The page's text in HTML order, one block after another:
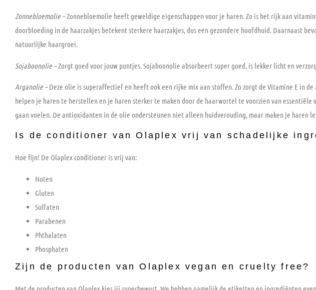
Zonnebloemolie –Zonnebloemolie heeft geweldige eigenschappen voor je haren. Zo is het rijk aan
doorbloeding in de haarzakjes betekent sterkere haarzakjes, dus een gezondere hoofdhuid. Daarnaast
natuurlijke haargroei.
Sojaboonolie –Zorgt goed voor jouw puntjes. Sojaboonolie absorbeert super goed, is lekker licht en
Arganolie –Deze olie is superaffectief en heeft ook een rijke mix aan stoffen. Zo zorgt de Vitamine E in
helpen je haren te herstellen en je haren sterker te maken door de haarwortel te voorzien van
gaan voelen. De antioxidanten in de olie ondersteunen niet alleen huidverouding, maar maken je haren
Is de conditioner van Olaplex vrij van schadelijke
Hoe fijn! De Olaplex conditioner is vrij van:
Noten
Gluten
Sulfaten
Parabenen
Phthalaten
Phosphaten
Zijn de producten van Olaplex vegan en cruelty free?